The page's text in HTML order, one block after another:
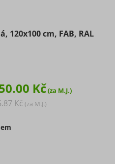
120x100 cm, FAB, RAL
Kč
Kč